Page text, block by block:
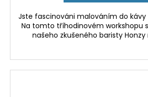
Jste fascinováni malováním do kávy
Na tomto tříhodinovém workshopu
našeho zkušeného baristy Honzy